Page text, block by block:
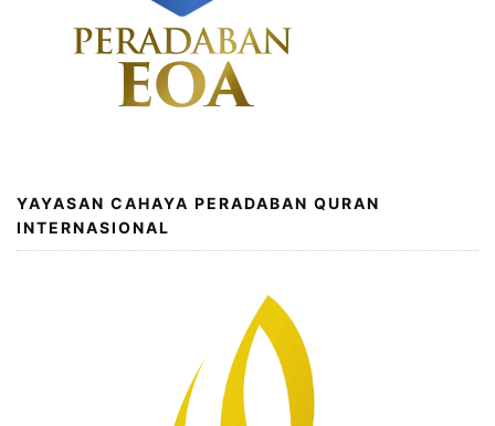
YAYASAN CAHAYA PERADABAN QURAN
INTERNASIONAL